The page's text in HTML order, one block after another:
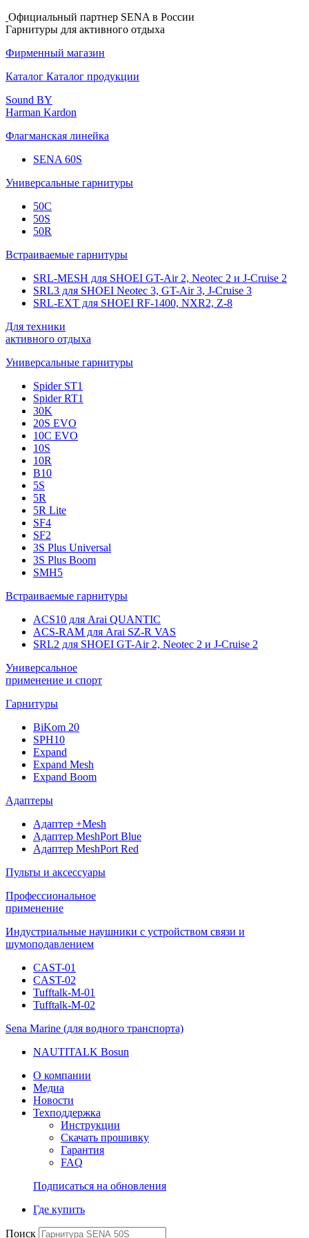
Официальный партнер SENA в Роcсии
Гарнитуры для активного отдыха
Фирменный магазин
Каталог Каталог продукции
Sound BY
Harman Kardon
Флагманская линейка
SENA 60S
Универсальные гарнитуры
50C
50S
50R
Встраиваемые гарнитуры
SRL-MESH для SHOEI GT-Air 2, Neotec 2 и J-Cruise 2
SRL3 для SHOEI Neotec 3, GT-Air 3, J‑Cruise 3
SRL-EXT для SHOEI RF-1400, NXR2, Z-8
Для техники
активного отдыха
Универсальные гарнитуры
Spider ST1
Spider RT1
30K
20S EVO
10C EVO
10S
10R
B10
5S
5R
5R Lite
SF4
SF2
3S Plus Universal
3S Plus Boom
SMH5
Встраиваемые гарнитуры
ACS10 для Arai QUANTIC
ACS-RAM для Arai SZ-R VAS
SRL2 для SHOEI GT-Air 2, Neotec 2 и J-Cruise 2
Универсальное
применение и спорт
Гарнитуры
BiKom 20
SPH10
Expand
Expand Mesh
Expand Boom
Адаптеры
Адаптер +Mesh
Адаптер MeshPort Blue
Адаптер MeshPort Red
Пульты и аксессуары
Профессиональное
применение
Индустриальные наушники с устройством связи и
шумоподавлением
CAST-01
CAST-02
Tufftalk-M-01
Tufftalk-M-02
Sena Marine (для водного транспорта)
NAUTITALK Bosun
О компании
Медиа
Новости
Техподдержка
Инструкции
Скачать прошивку
Гарантия
FAQ
Подписаться на обновления
Где купить
Поиск